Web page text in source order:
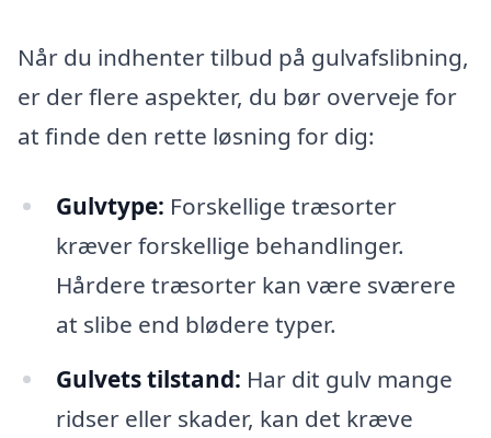
Når du indhenter tilbud på gulvafslibning,
er der flere aspekter, du bør overveje for
at finde den rette løsning for dig:
Gulvtype: Forskellige træsorter
kræver forskellige behandlinger.
Hårdere træsorter kan være sværere
at slibe end blødere typer.
Gulvets tilstand: Har dit gulv mange
ridser eller skader, kan det kræve